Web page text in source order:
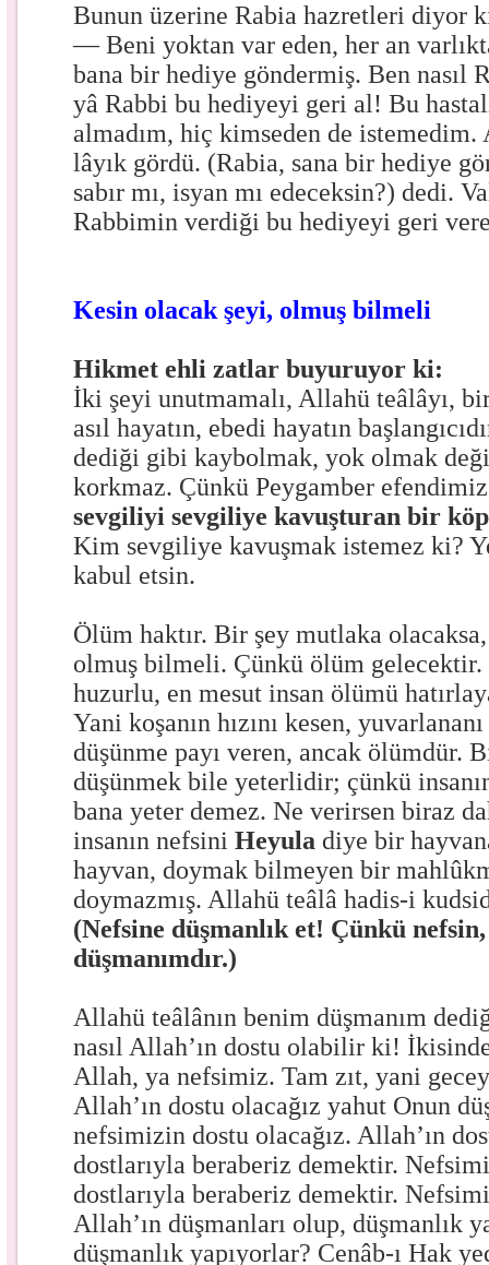
Bunun üzerine Rabia hazretleri diyor
— Beni yoktan var eden, her an
bana bir hediye göndermiş. Ben nasıl
yâ Rabbi bu hediyeyi geri al! Bu
almadım, hiç kimseden de
lâyık gördü. (Rabia, sana bir hediye
sabır mı, isyan mı edeceksin?) dedi.
Rabbimin verdiği bu hediyeyi geri
Kesin olacak şeyi, olmuş bilmeli
Hikmet ehli zatlar buyuruyor ki:
İki şeyi unutmamalı, Allahü teâlâyı,
asıl hayatın, ebedi hayatın
dediği gibi kaybolmak, yok olmak
korkmaz. Çünkü Peygamber
sevgiliyi sevgiliye kavuşturan bir
Kim sevgiliye kavuşmak istemez ki?
kabul etsin.
Ölüm haktır. Bir şey mutlaka
olmuş bilmeli. Çünkü ölüm
huzurlu, en mesut insan ölümü
Yani koşanın hızını kesen,
düşünme payı veren, ancak ölümdür.
düşünmek bile yeterlidir; çünkü
bana yeter demez. Ne verirsen biraz
insanın nefsiniHeyula diye bir
hayvan, doymak bilmeyen bir
doymazmış. Allahü teâlâ hadis-i
(Nefsine düşmanlık et! Çünkü
düşmanımdır.)
Allahü teâlânın benim düşmanım
nasıl Allah’ın dostu olabilir ki!
Allah, ya nefsimiz. Tam zıt, yani
Allah’ın dostu olacağız yahut Onun
nefsimizin dostu olacağız. Allah’ın
dostlarıyla beraberiz demektir.
dostlarıyla beraberiz demektir.
Allah’ın düşmanları olup, düşmanlık
düşmanlık yapıyorlar? Cenâb-ı Hak